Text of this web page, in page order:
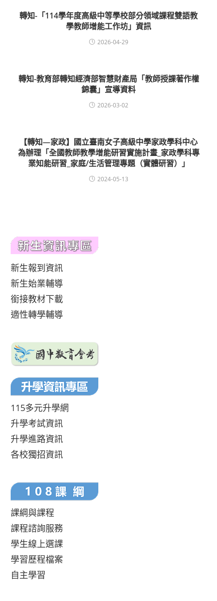
轉知-「114學年度高級中等學校部分領域課程雙語教
學教師增能工作坊」資訊
2026-04-29
轉知-教育部轉知經濟部智慧財產局「教師授課著作權
錦囊」宣導資料
2026-03-02
【轉知—家政】國立臺南女子高級中學家政學科中心
為辦理「全國教師教學增能研習實施計畫_家政學科專
業知能研習_家庭/生活管理專題（實體研習）」
2024-05-13
新生報到資訊
新生始業輔導
銜接教材下載
適性轉學輔導
115多元升學網
升學考試資訊
升學進路資訊
各校獨招資訊
課綱與課程
課程諮詢服務
學生線上選課
學習歷程檔案
自主學習